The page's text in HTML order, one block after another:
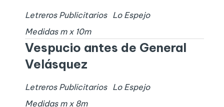
Letreros Publicitarios
Lo Espejo
Medidas m x 10m
Vespucio antes de General
Velásquez
Letreros Publicitarios
Lo Espejo
Medidas m x 8m